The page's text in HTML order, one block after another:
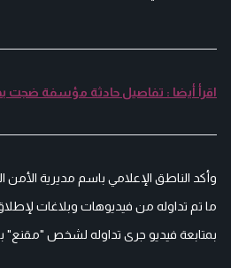
اقرأ أيضا : تفاصيل حادثة مؤسفة ضجت
وأكد الناطق الإعلامي باسم مديرية الأمن
ما تم تداوله من فيديوهات وبلاغات لإطلاق
بمتابعة فيديو جرى تداوله لشخص "مقنع"